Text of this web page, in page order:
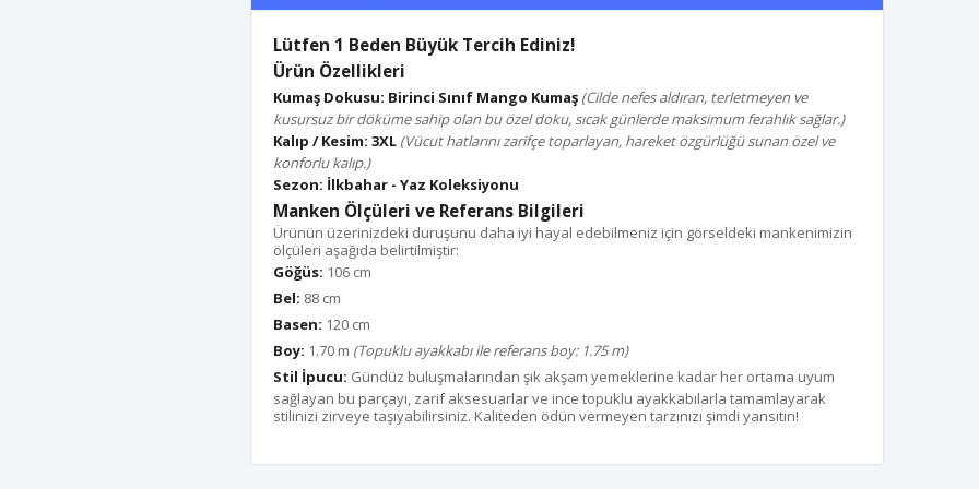
Lütfen 1 Beden Büyük Tercih Ediniz!
Ürün Özellikleri
Kumaş Dokusu: Birinci Sınıf Mango Kumaş (Cilde nefes aldıran, terletmeyen ve
kusursuz bir döküme sahip olan bu özel doku, sıcak günlerde maksimum ferahlık sağlar.)
Kalıp / Kesim: 3XL (Vücut hatlarını zarifçe toparlayan, hareket özgürlüğü sunan özel ve
konforlu kalıp.)
Sezon: İlkbahar - Yaz Koleksiyonu
Manken Ölçüleri ve Referans Bilgileri
Ürünün üzerinizdeki duruşunu daha iyi hayal edebilmeniz için görseldeki mankenimizin
ölçüleri aşağıda belirtilmiştir:
Göğüs: 106 cm
Bel: 88 cm
Basen: 120 cm
Boy: 1.70 m (Topuklu ayakkabı ile referans boy: 1.75 m)
Stil İpucu: Gündüz buluşmalarından şık akşam yemeklerine kadar her ortama uyum
sağlayan bu parçayı, zarif aksesuarlar ve ince topuklu ayakkabılarla tamamlayarak
stilinizi zirveye taşıyabilirsiniz. Kaliteden ödün vermeyen tarzınızı şimdi yansıtın!